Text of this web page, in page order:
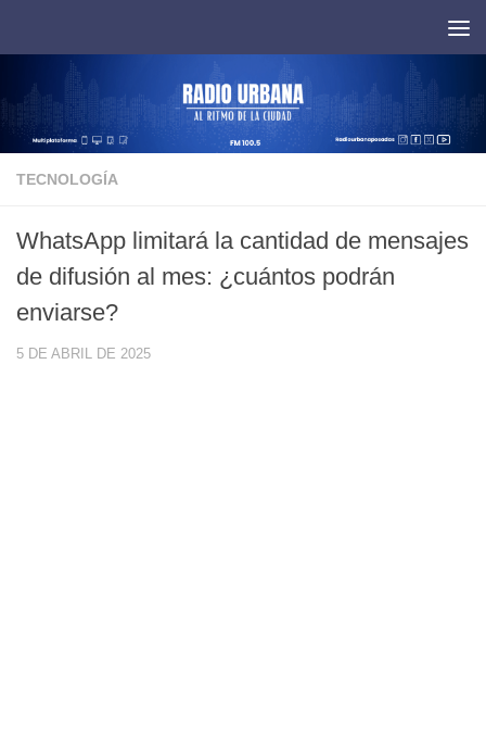
TECNOLOGÍA
WhatsApp limitará la cantidad de mensajes
de difusión al mes: ¿cuántos podrán
enviarse?
5 DE ABRIL DE 2025